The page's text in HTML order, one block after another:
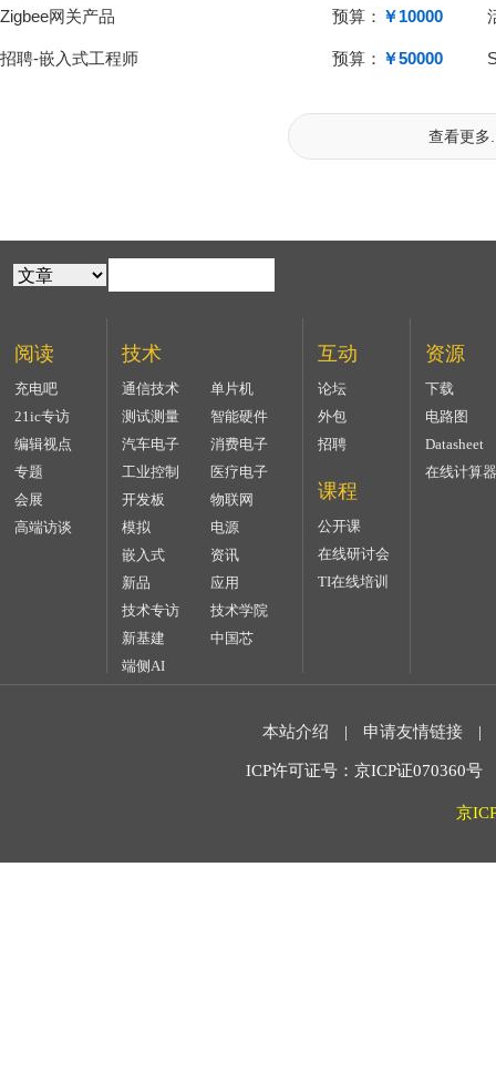
Zigbee网关产品 预算： ￥10000
招聘-嵌入式工程师 预算： ￥50000
查看更多
阅读
充电吧
21ic专访
编辑视点
专题
会展
高端访谈
技术
通信技术
单片机
测试测量
智能硬件
汽车电子
消费电子
工业控制
医疗电子
开发板
物联网
模拟
电源
嵌入式
资讯
新品
应用
技术专访
技术学院
新基建
中国芯
端侧AI
互动
论坛
外包
招聘
课程
公开课
在线研讨会
TI在线培训
资源
下载
电路图
Datasheet
在线计算器
本站介绍 | 申请友情链接 |
ICP许可证号：京ICP证070360
京